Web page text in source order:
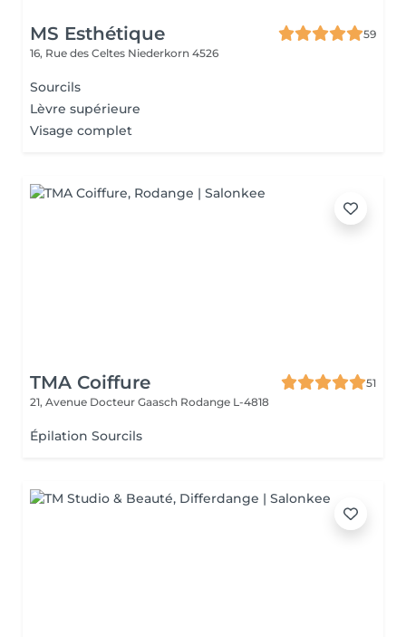
MS Esthétique
59
16, Rue des Celtes Niederkorn 4526
Sourcils
Lèvre supérieure
Visage complet
TMA Coiffure
51
21, Avenue Docteur Gaasch Rodange L-4818
Épilation Sourcils